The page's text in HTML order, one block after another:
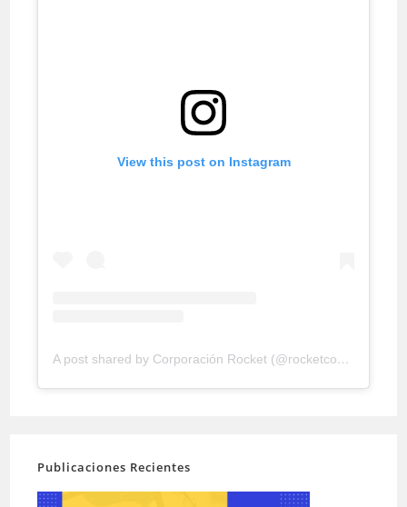
View this post on Instagram
A post shared by Corporación Rocket (@rocketconsultora)
Publicaciones Recientes